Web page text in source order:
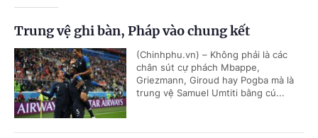
Trung vệ ghi bàn, Pháp vào chung kết
(Chinhphu.vn) – Không phải là các
chân sút cự phách Mbappe,
Griezmann, Giroud hay Pogba mà là
trung vệ Samuel Umtiti bằng cú...